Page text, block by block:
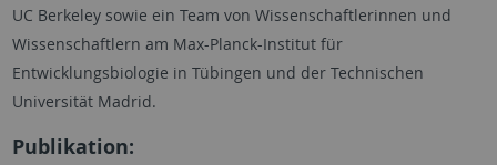
UC Berkeley sowie ein Team von Wissenschaftlerinnen und
Wissenschaftlern am Max-Planck-Institut für
Entwicklungsbiologie in Tübingen und der Technischen
Universität Madrid.
Publikation: